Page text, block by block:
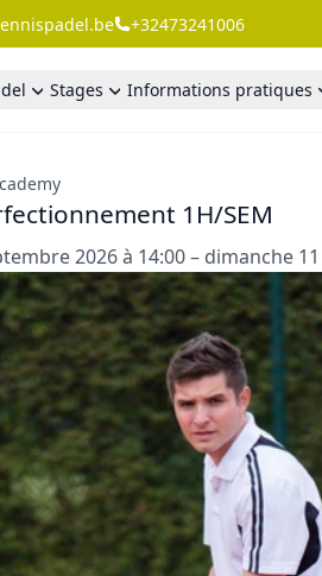
+32473241006
Stages Informations pratiques
1H/SEM
2026 à 14:00 – dimanche